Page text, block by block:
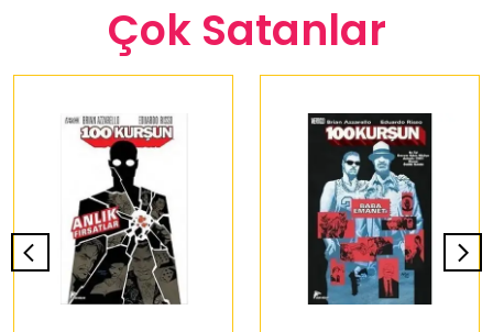
Çok Satanlar